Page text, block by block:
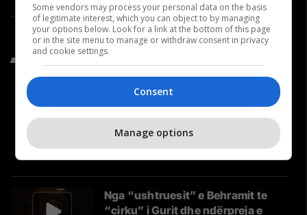
Të Fundit nga Aktuale
Kush është Besa Shahini,
kandidatja e vetme grua për
Prishtinën, dhe cilat janë tri
synimet e saj?
Aktuale
Nga “ushtruesit” e Behramit te
“cirku” i Gurit dhe ndërpreja e
Some vendors may process your personal data on the basis
of legitimate interest, which you can object to by managing
your options below. Look for a link at the bottom of this page
or in the site menu to manage or withdraw consent in privacy
and cookie settings.
Consent
Manage options